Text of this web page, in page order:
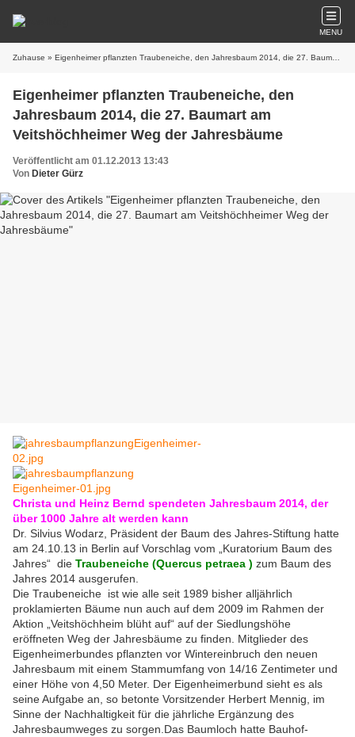
MENU
Zuhause » Eigenheimer pflanzten Traubeneiche, den Jahresbaum 2014, die 27. Baumart am Veitshöchheimer Weg der Jahresbäume
Eigenheimer pflanzten Traubeneiche, den
Jahresbaum 2014, die 27. Baumart am
Veitshöchheimer Weg der Jahresbäume
Veröffentlicht am 01.12.2013 13:43
Von Dieter Gürz
Christa und Heinz Bernd spendeten Jahresbaum 2014, der
über 1000 Jahre alt werden kann
Dr. Silvius Wodarz, Präsident der Baum des Jahres-Stiftung hatte
am 24.10.13 in Berlin auf Vorschlag vom „Kuratorium Baum des
Jahres“ die Traubeneiche (Quercus petraea ) zum Baum des
Jahres 2014 ausgerufen.
Die Traubeneiche ist wie alle seit 1989 bisher alljährlich
proklamierten Bäume nun auch auf dem 2009 im Rahmen der
Aktion „Veitshöchheim blüht auf“ auf der Siedlungshöhe
eröffneten Weg der Jahresbäume zu finden. Mitglieder des
Eigenheimerbundes pflanzten vor Wintereinbruch den neuen
Jahresbaum mit einem Stammumfang von 14/16 Zentimeter und
einer Höhe von 4,50 Meter. Der Eigenheimerbund sieht es als
seine Aufgabe an, so betonte Vorsitzender Herbert Mennig, im
Sinne der Nachhaltigkeit für die jährliche Ergänzung des
Jahresbaumweges zu sorgen.Das Baumloch hatte Bauhof-